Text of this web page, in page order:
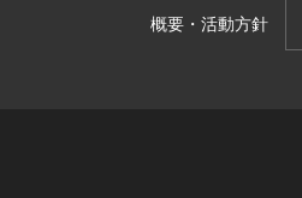
概要・活動方針